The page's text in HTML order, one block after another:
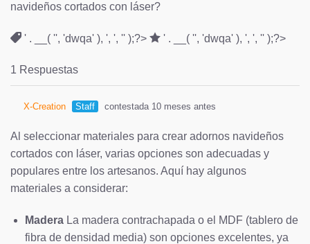
navideños cortados con láser?
' . __( '', 'dwqa' ), ', ', '' );?> ' . __( '', 'dwqa' ), ', ', '' );?>
1 Respuestas
X-Creation Staff contestada 10 meses antes
Al seleccionar materiales para crear adornos navideños
cortados con láser, varias opciones son adecuadas y
populares entre los artesanos. Aquí hay algunos
materiales a considerar:
MaderaLa madera contrachapada o el MDF (tablero de
fibra de densidad media) son opciones excelentes, ya